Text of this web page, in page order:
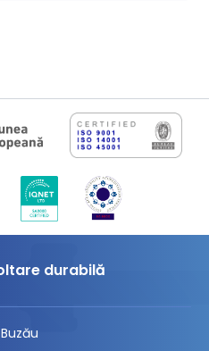
durabilă